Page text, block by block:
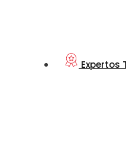
Expertos